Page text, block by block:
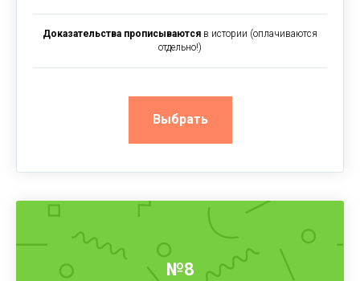
Доказательства прописываются в истории (оплачиваются
отдельно!)
Выбрать
№8